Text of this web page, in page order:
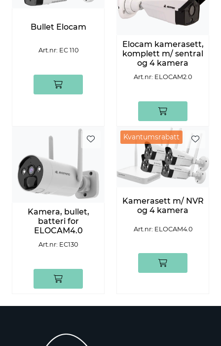
Bullet Elocam
Art.nr: EC 110
Elocam kamerasett,
komplett m/ sentral
og 4 kamera
Art.nr: ELOCAM2.0
Kamera, bullet,
batteri for
ELOCAM4.0
Art.nr: EC130
Kvantumsrabatt
Kamerasett m/ NVR
og 4 kamera
Art.nr: ELOCAM4.0